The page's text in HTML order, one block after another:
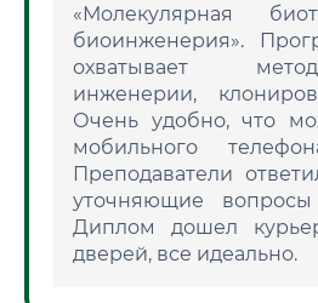
«Молекулярная
биоинженерия».
охватывает
инженерии,
Очень удобно, что
мобильного
Преподаватели
уточняющие
Диплом дошел
дверей, все идеально.